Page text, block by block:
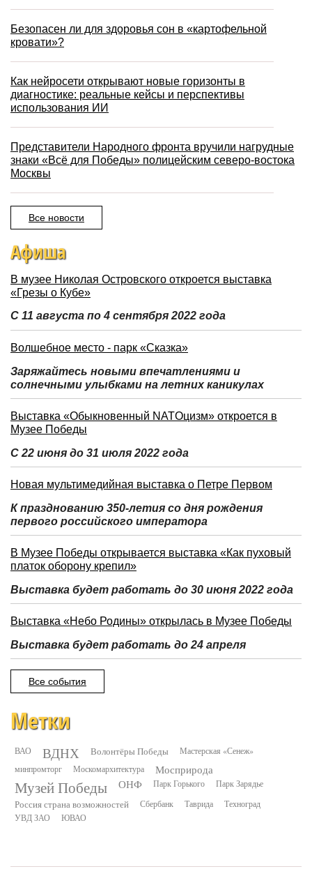
Безопасен ли для здоровья сон в «картофельной
кровати»?
Как нейросети открывают новые горизонты в
диагностике: реальные кейсы и перспективы
использования ИИ
Представители Народного фронта вручили нагрудные
знаки «Всё для Победы» полицейским северо-востока
Москвы
Все новости
Афиша
В музее Николая Островского откроется выставка
«Грезы о Кубе»
С 11 августа по 4 сентября 2022 года
Волшебное место - парк «Сказка»
Заряжайтесь новыми впечатлениями и
солнечными улыбками на летних каникулах
Выставка «Обыкновенный NATOцизм» откроется в
Музее Победы
С 22 июня до 31 июля 2022 года
Новая мультимедийная выставка о Петре Первом
К празднованию 350-летия со дня рождения
первого российского императора
В Музее Победы открывается выставка «Как пуховый
платок оборону крепил»
Выставка будет работать до 30 июня 2022 года
Выставка «Небо Родины» открылась в Музее Победы
Выставка будет работать до 24 апреля
Все события
Метки
ВАО ВДНХ Волонтёры Победы
Мастерская «Сенеж»
минпромторг
Москомархитектура Мосприрода
Музей Победы ОНФ Парк Горького Парк Зарядье
Россия страна возможностей Сбербанк Таврида
Техноград
УВД ЗАО
ЮВАО